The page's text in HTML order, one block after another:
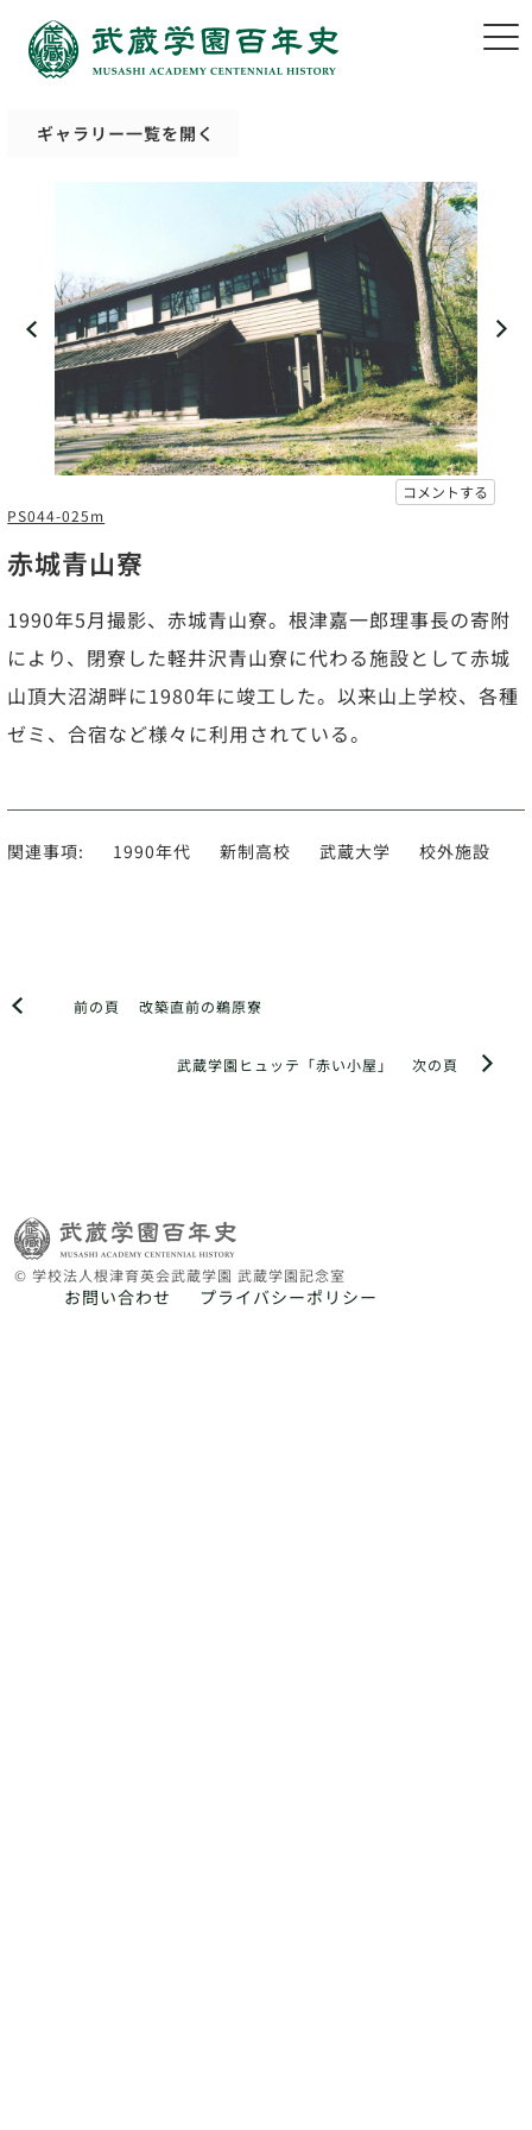
ギャラリー一覧を開く
コメントする
PS044-025m
赤城青山寮
1990年5月撮影、赤城青山寮。根津嘉一郎理事長の寄附
により、閉寮した軽井沢青山寮に代わる施設として赤城
山頂大沼湖畔に1980年に竣工した。以来山上学校、各種
ゼミ、合宿など様々に利用されている。
関連事項: 1990年代 新制高校 武蔵大学 校外施設
前の頁 改築直前の鵜原寮
次の頁
武蔵学園ヒュッテ「赤い小屋」
© 学校法人根津育英会武蔵学園 武蔵学園記念室
お問い合わせ プライバシーポリシー